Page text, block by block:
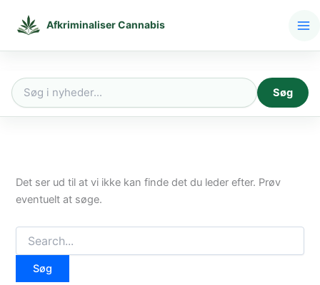
Afkriminaliser Cannabis
Søg
Søg
Det ser ud til at vi ikke kan finde det du leder efter. Prøv
eventuelt at søge.
Søg
efter: